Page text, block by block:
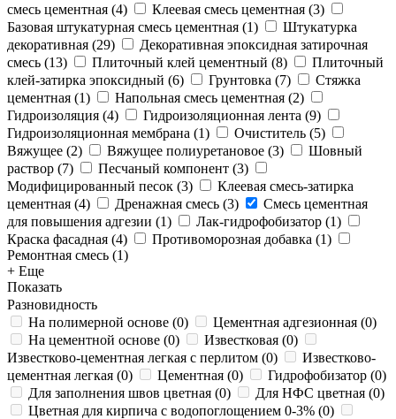
смесь цементная (4) Клеевая смесь цементная (3)
Базовая штукатурная смесь цементная (1)
Штукатурка
декоративная (29)
Декоративная эпоксидная затирочная
смесь (13) Плиточный клей цементный (8)
Плиточный
клей-затирка эпоксидный (6) Грунтовка (7)
Стяжка
цементная (1) Напольная смесь цементная (2)
Гидроизоляция (4) Гидроизоляционная лента (9)
Гидроизоляционная мембрана (1) Очиститель (5)
Вяжущее (2) Вяжущее полиуретановое (3)
Шовный
раствор (7) Песчаный компонент (3)
Модифицированный песок (3)
Клеевая смесь-затирка
цементная (4) Дренажная смесь (3)
Смесь цементная
для повышения адгезии (1) Лак-гидрофобизатор (1)
Краска фасадная (4) Противоморозная добавка (1)
Ремонтная смесь (1)
+ Еще
Показать
Разновидность
На полимерной основе (0) Цементная адгезионная (0)
На цементной основе (0) Известковая (0)
Известково-цементная легкая с перлитом (0)
Известково-
цементная легкая (0) Цементная (0) Гидрофобизатор (0)
Для заполнения швов цветная (0) Для НФС цветная (0)
Цветная для кирпича с водопоглощением 0-3% (0)